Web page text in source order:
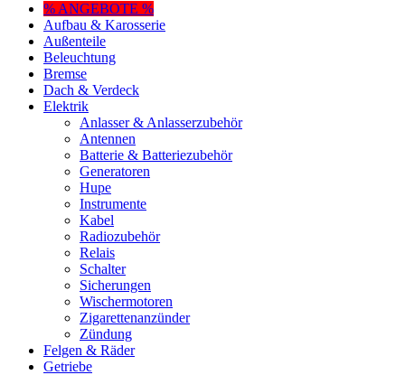
% ANGEBOTE %
Aufbau & Karosserie
Außenteile
Beleuchtung
Bremse
Dach & Verdeck
Elektrik
Anlasser & Anlasserzubehör
Antennen
Batterie & Batteriezubehör
Generatoren
Hupe
Instrumente
Kabel
Radiozubehör
Relais
Schalter
Sicherungen
Wischermotoren
Zigarettenanzünder
Zündung
Felgen & Räder
Getriebe